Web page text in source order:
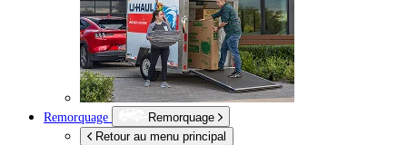
Remorquage
Remorquage
Retour au menu principal